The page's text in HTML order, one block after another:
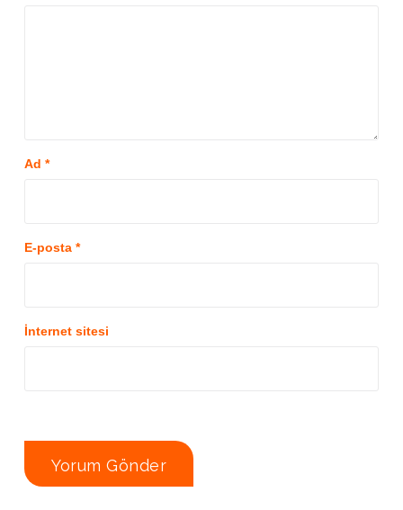
Ad *
E-posta *
İnternet sitesi